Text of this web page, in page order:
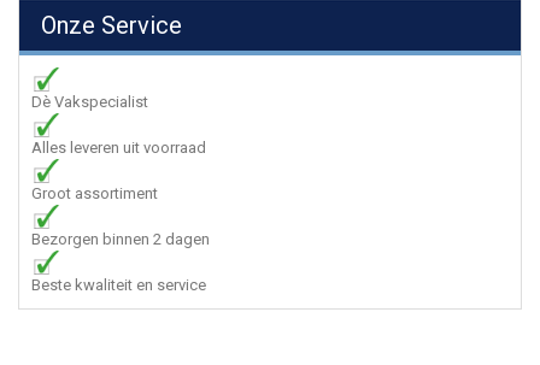
Onze Service
Dè Vakspecialist
Alles leveren uit voorraad
Groot assortiment
Bezorgen binnen 2 dagen
Beste kwaliteit en service